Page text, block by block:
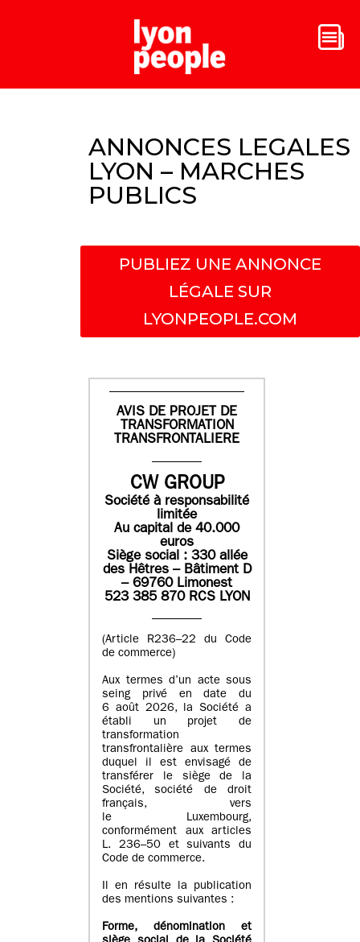
ANNONCES LEGALES
LYON – MARCHES
PUBLICS
PUBLIEZ UNE ANNONCE
LÉGALE SUR
LYONPEOPLE.COM
AVIS DE PROJET DE
TRANSFORMATION
TRANSFRONTALIERE
CW GROUP
Société à responsabilité
limitée
Au capital de 40.000
euros
Siège social : 330 allée
des Hêtres – Bâtiment D
– 69760 Limonest
523 385 870 RCS LYON
(Article R236–22 du Code
de commerce)
Aux termes d’un acte sous
seing privé en date du
6 août 2026, la Société a
établi un projet de
transformation
transfrontalière aux termes
duquel il est envisagé de
transférer le siège de la
Société, société de droit
français, vers
le Luxembourg,
conformément aux articles
L. 236–50 et suivants du
Code de commerce.
Il en résulte la publication
des mentions suivantes :
Forme, dénomination et